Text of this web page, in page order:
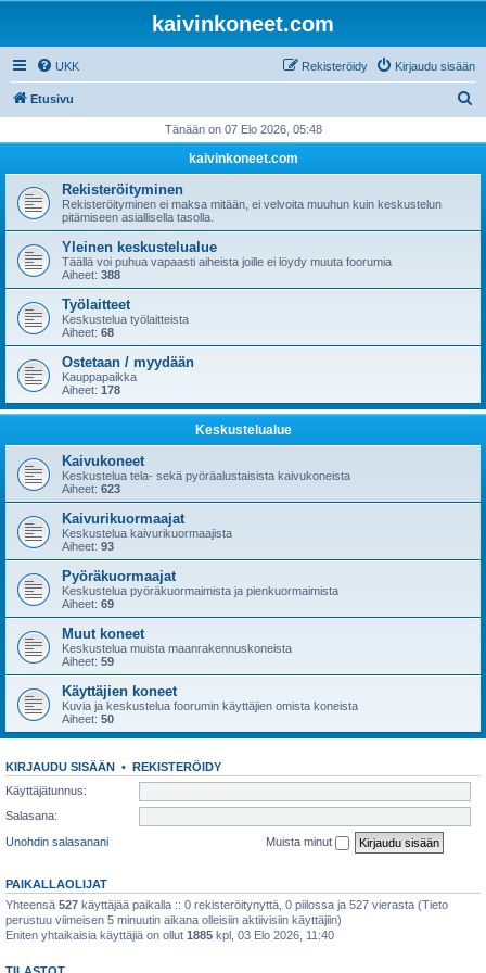
kaivinkoneet.com
UKK Kirjaudu sisään
Rekisteröidy
Etusivu
i
Tänään on 07 Elo 2026, 05:48
kaivinkoneet.com
Rekisteröityminen
Rekisteröityminen ei maksa mitään, ei velvoita muuhun kuin keskustelun
pitämiseen asiallisella tasolla.
Yleinen keskustelualue
Täällä voi puhua vapaasti aiheista joille ei löydy muuta foorumia
Aiheet: 388
Työlaitteet
Keskustelua työlaitteista
Aiheet: 68
Ostetaan / myydään
Kauppapaikka
Aiheet: 178
Keskustelualue
Kaivukoneet
Keskustelua tela- sekä pyöräalustaisista kaivukoneista
Aiheet: 623
Kaivurikuormaajat
Keskustelua kaivurikuormaajista
Aiheet: 93
Pyöräkuormaajat
Keskustelua pyöräkuormaimista ja pienkuormaimista
Aiheet: 69
Muut koneet
Keskustelua muista maanrakennuskoneista
Aiheet: 59
Käyttäjien koneet
Kuvia ja keskustelua foorumin käyttäjien omista koneista
Aiheet: 50
KIRJAUDU SISÄÄN • REKISTERÖIDY
Käyttäjätunnus:
Salasana:
Unohdin salasanani
Muista minut
PAIKALLAOLIJAT
Yhteensä 527 käyttäjää paikalla :: 0 rekisteröitynyttä, 0 piilossa ja 527 vierasta (Tieto
perustuu viimeisen 5 minuutin aikana olleisiin aktiivisiin käyttäjiin)
Eniten yhtaikaisia käyttäjiä on ollut 1885 kpl, 03 Elo 2026, 11:40
TILASTOT